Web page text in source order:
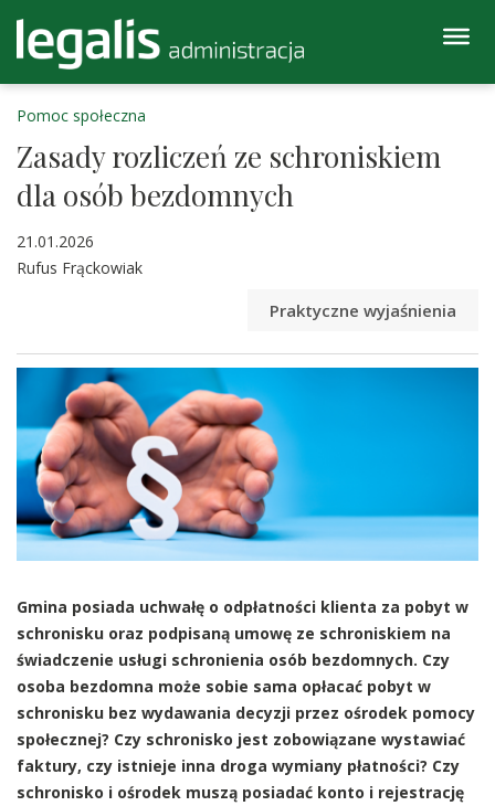
Pomoc społeczna
Zasady rozliczeń ze schroniskiem
dla osób bezdomnych
21.01.2026
Rufus Frąckowiak
Praktyczne wyjaśnienia
Gmina posiada uchwałę o odpłatności klienta za pobyt w
schronisku oraz podpisaną umowę ze schroniskiem na
świadczenie usługi schronienia osób bezdomnych. Czy
osoba bezdomna może sobie sama opłacać pobyt w
schronisku bez wydawania decyzji przez ośrodek pomocy
społecznej? Czy schronisko jest zobowiązane wystawiać
faktury, czy istnieje inna droga wymiany płatności? Czy
schronisko i ośrodek muszą posiadać konto i rejestrację